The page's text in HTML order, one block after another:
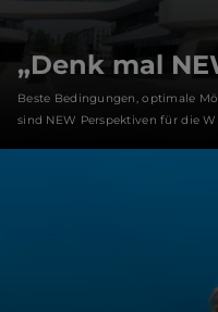
„Denk mal
Beste Bedingungen, optimale
sind NEW Perspektiven für die